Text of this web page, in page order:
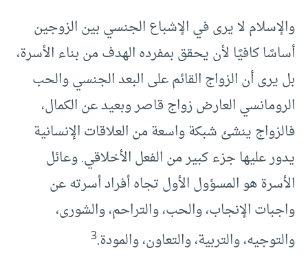
والإسلام لا يرى في الإشباع الجنسي بين الزوجين
أساسًا كافيًا لأن يحقق بمفرده الهدف من بناء الأسرة،
بل يرى أن الزواج القائم على البعد الجنسي والحب
الرومانسي العارض زواج قاصر وبعيد عن الكمال،
فالزواج ينشئ شبكة واسعة من العلاقات الإنسانية
يدور عليها جزء كبير من الفعل الأخلاقي. وعائل
الأسرة هو المسؤول الأول تجاه أفراد أسرته عن
واجبات الإنجاب، والحب، والتراحم، والشورى،
والتوجيه، والتربية، والتعاون، والمودة.3